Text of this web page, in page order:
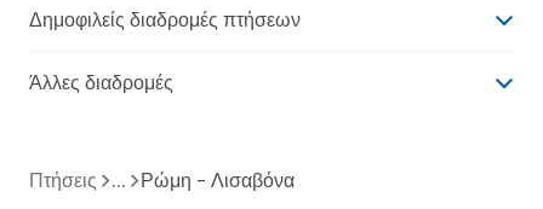
Δημοφιλείς διαδρομές πτήσεων
Άλλες διαδρομές
Πτήσεις Ρώμη - Λισαβόνα